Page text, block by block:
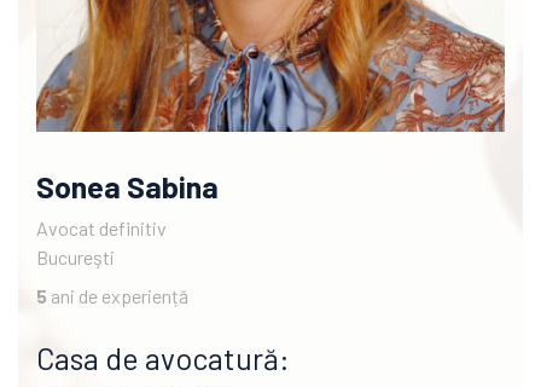
Sonea Sabina
Avocat definitiv
Bucureşti
5 ani de experiență
Casa de avocatură: